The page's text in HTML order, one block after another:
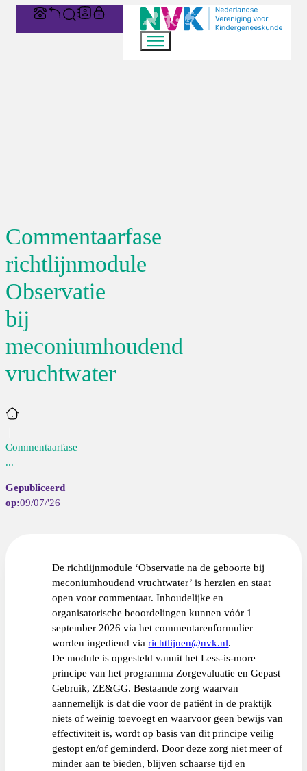
Commentaarfase
richtlijnmodule
Observatie
bij
meconiumhoudend
vruchtwater
Home
Commentaarfase
...
09/07/'26
De richtlijnmodule ‘Observatie na de geboorte bij
meconiumhoudend vruchtwater’ is herzien en staat
open voor commentaar. Inhoudelijke en
organisatorische beoordelingen kunnen vóór 1
september 2026 via het commentarenformulier
worden ingediend viarichtlijnen@nvk.nl.
De module is opgesteld vanuit het Less-is-more
principe van het programma Zorgevaluatie en Gepast
Gebruik, ZE&GG. Bestaande zorg waarvan
aannemelijk is dat die voor de patiënt in de praktijk
niets of weinig toevoegt en waarvoor geen bewijs van
effectiviteit is, wordt op basis van dit principe veilig
gestopt en/of geminderd. Door deze zorg niet meer of
minder aan te bieden, blijven schaarse tijd en